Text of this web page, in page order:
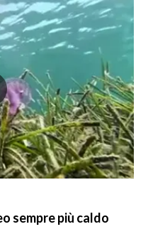
sempre più caldo